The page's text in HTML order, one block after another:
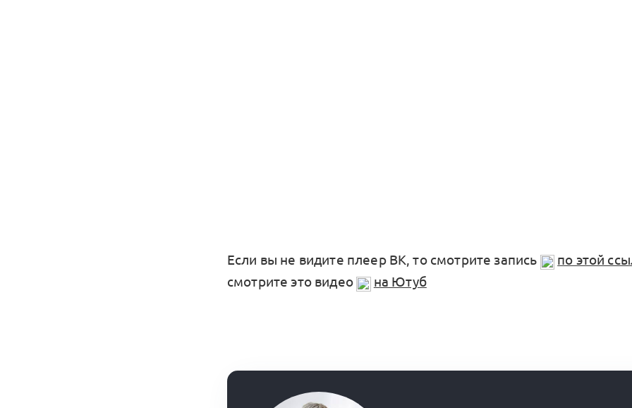
Если вы не видите плеер ВК, то смотрите запись по этой
смотрите это видео
на Ютуб